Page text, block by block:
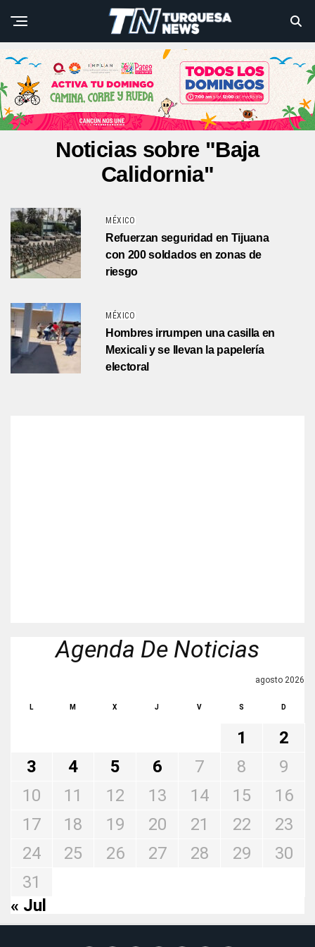
Noticias sobre "Baja
Calidornia"
MÉXICO
Refuerzan seguridad en Tijuana
con 200 soldados en zonas de
riesgo
MÉXICO
Hombres irrumpen una casilla en
Mexicali y se llevan la papelería
electoral
Agenda De Noticias
agosto 2026
L M X J V S D
1
2
3
4 5 6 7 8
9
10
11 12 13 14 15
16
17
18 19 20 21 22
23
24
25 26 27 28 29
30
31
« Jul